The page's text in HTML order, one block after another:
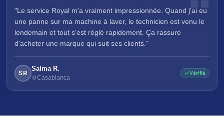
"Le service Royal m'a vraiment impressionnée. Quand j'ai eu
une panne sur ma machine à laver, le technicien est venu le
lendemain et tout s'est réglé rapidement. Ça rassure
d'acheter une marque qui suit ses clients."
SR
Salma R.
Casablanca
Vérifié